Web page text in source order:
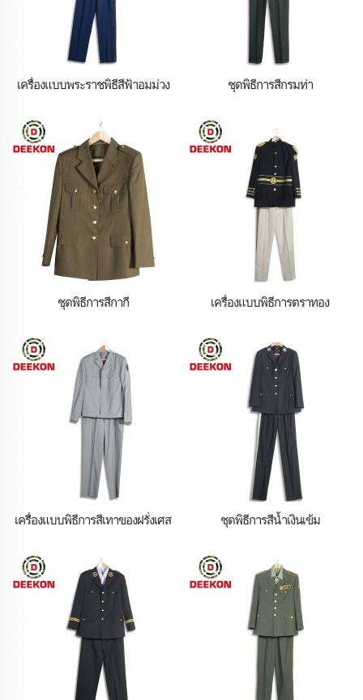
เครื่องแบบพระราชพิธีสีฟ้าอมม่วง ชุดพิธีการสีกรมท่า
ชุดพิธีการสีกากี เครื่องแบบพิธีการตราทอง
เครื่องแบบพิธีการสีเทาของฝรั่งเศส ชุดพิธีการสีน้ำเงินเข้ม